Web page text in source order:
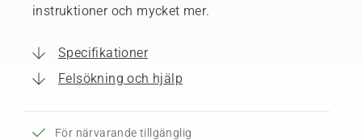
instruktioner och mycket mer.
Specifikationer
Felsökning och hjälp
För närvarande tillgänglig